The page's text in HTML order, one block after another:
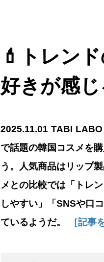
💄トレン
好きが感
2025.11.01 TABI LABO
で話題の韓国コスメを
う。人気商品はリップ
メとの比較では「トレ
しやすい」「SNSや口
ているようだ。
［記事